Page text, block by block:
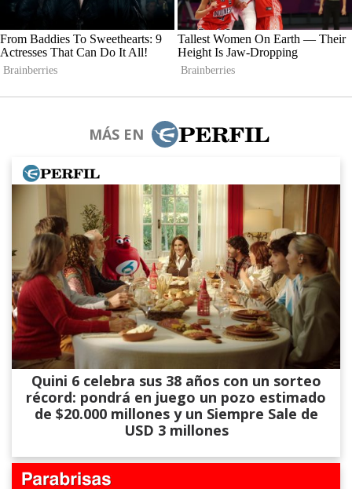
MÁS EN
Quini 6 celebra sus 38 años con un sorteo
récord: pondrá en juego un pozo estimado
de $20.000 millones y un Siempre Sale de
USD 3 millones